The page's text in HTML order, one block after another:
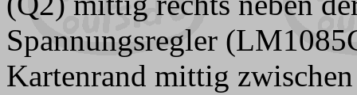
Spannungsregler
Kartenrand mittig